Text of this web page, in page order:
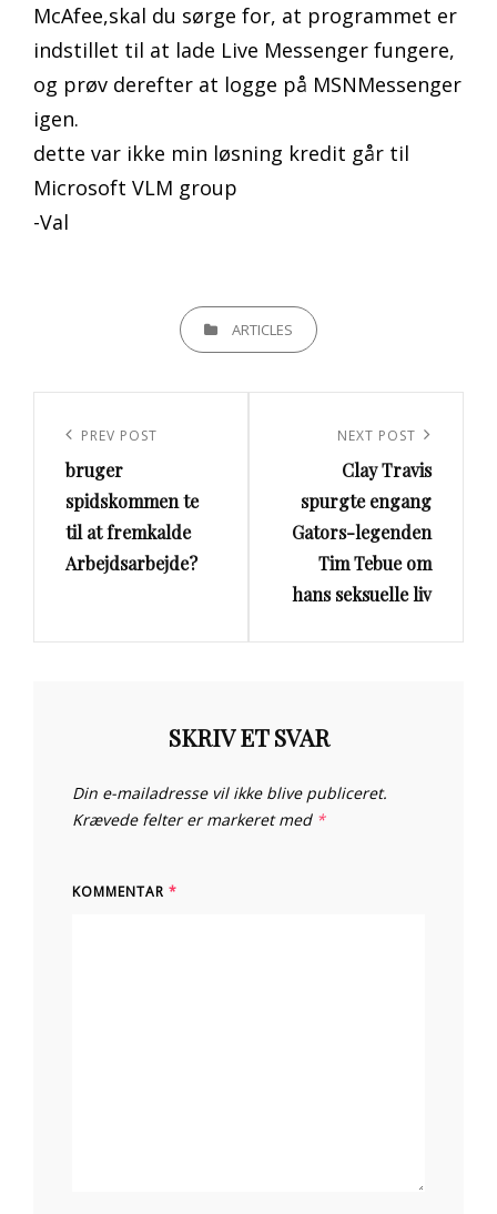
McAfee,skal du sørge for, at programmet er
indstillet til at lade Live Messenger fungere,
og prøv derefter at logge på MSNMessenger
igen.
dette var ikke min løsning kredit går til
Microsoft VLM group
-Val
CATEGORIESARTICLES
Previous
Post
PREV POST
bruger
spidskommen te
til at fremkalde
Arbejdsarbejde?
NEXT POST
Clay Travis
spurgte engang
Gators-legenden
Tim Tebue om
hans seksuelle liv
SKRIV ET SVAR
Din e-mailadresse vil ikke blive publiceret.
Krævede felter er markeret med *
KOMMENTAR *